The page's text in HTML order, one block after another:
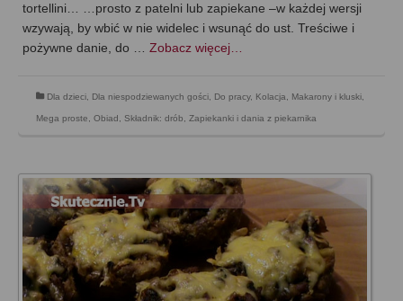
tortellini… …prosto z patelni lub zapiekane –w każdej wersji
wzywają, by wbić w nie widelec i wsunąć do ust. Treściwe i
pożywne danie, do … Zobacz więcej…
Dla dzieci, Dla niespodziewanych gości, Do pracy, Kolacja, Makarony i kluski,
Mega proste, Obiad , Składnik: drób, Zapiekanki i dania z piekarnika